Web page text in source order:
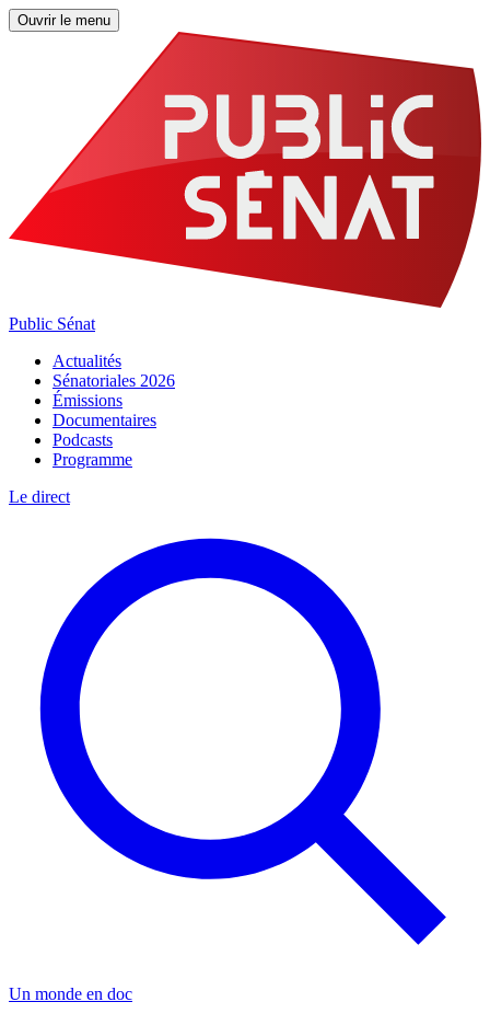
Ouvrir le menu
Public Sénat
Actualités
Sénatoriales 2026
Émissions
Documentaires
Podcasts
Programme
Le direct
Un monde en doc